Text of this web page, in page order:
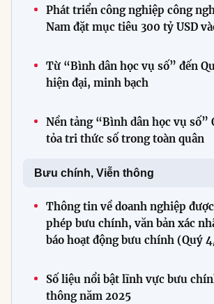
Phát triển công nghiệp công
Nam đặt mục tiêu 300 tỷ USD
Từ “Bình dân học vụ số” đến
hiện đại, minh bạch
Nền tảng “Bình dân học vụ số”
tỏa tri thức số trong toàn quân
Bưu chính, Viễn thông
Thông tin về doanh nghiệp
phép bưu chính, văn bản xác
báo hoạt động bưu chính (Quý
Số liệu nổi bật lĩnh vực bưu
thông năm 2025